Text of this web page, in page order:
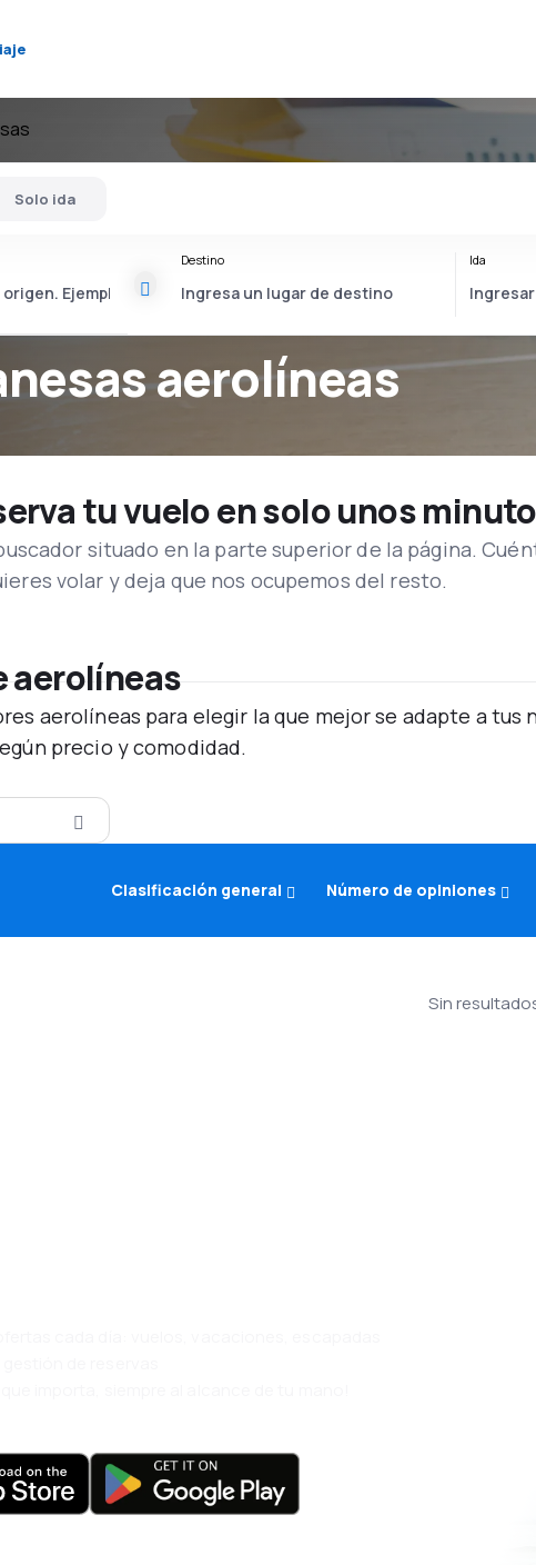
aerolíneas
Solo ida
Destino Ida
tu vuelo en solo unos
situado en la parte superior de la página.
volar y deja que nos ocupemos del resto.
aerolíneas
aerolíneas para elegir la que mejor se adapte a
precio y comodidad.
Clasificación general Número de opiniones
Sin